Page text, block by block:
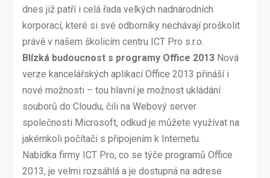
dnes již patří i celá řada velkých nadnárodních
korporací, které si své odborníky nechávají proškolit
právě v našem školicím centru ICT Pro s.r.o.
Blízká budoucnost s programy Office 2013Nová
verze kancelářských aplikací Office 2013 přináší i
nové možnosti – tou hlavní je možnost ukládání
souborů do Cloudu, čili na Webový server
společnosti Microsoft, odkud je můžete využívat na
jakémkoli počítači s připojením k Internetu.
Nabídka firmy ICT Pro, co se týče programů Office
2013, je velmi rozsáhlá a je dostupná na adrese